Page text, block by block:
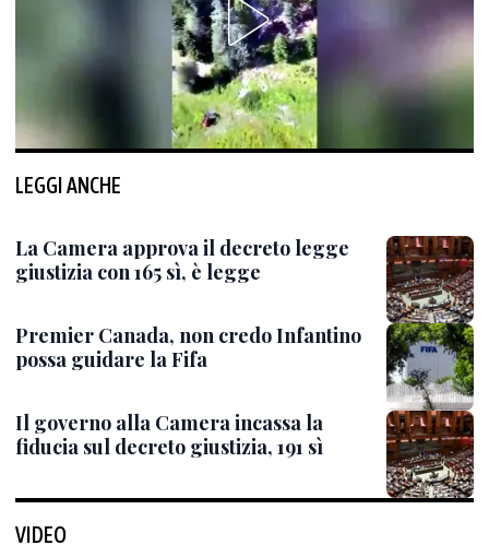
LEGGI ANCHE
La Camera approva il decreto legge
giustizia con 165 sì, è legge
Premier Canada, non credo Infantino
possa guidare la Fifa
Il governo alla Camera incassa la
fiducia sul decreto giustizia, 191 sì
VIDEO